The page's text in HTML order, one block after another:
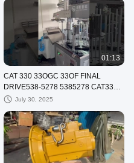
01:13
CAT 330 33OGC 33OF FINAL
DRIVE538-5278 5385278 CAT330
জিসি July 30, 2025